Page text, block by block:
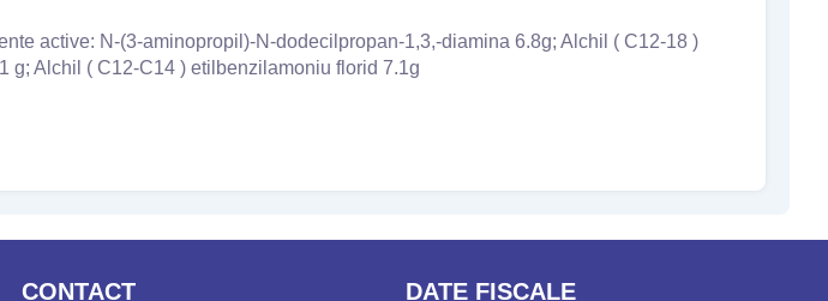
active: N-(3-aminopropil)-N-dodecilpropan-1,3,-diamina 6.8g; Alchil ( C12-18 )
g; Alchil ( C12-C14 ) etilbenzilamoniu florid 7.1g
CONTACT DATE FISCALE